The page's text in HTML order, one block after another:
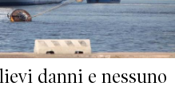
danni e nessuno